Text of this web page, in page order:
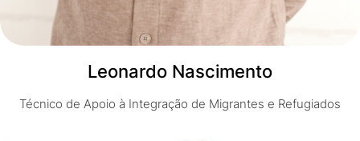
Leonardo Nascimento
Técnico de Apoio à Integração de Migrantes e Refugiados